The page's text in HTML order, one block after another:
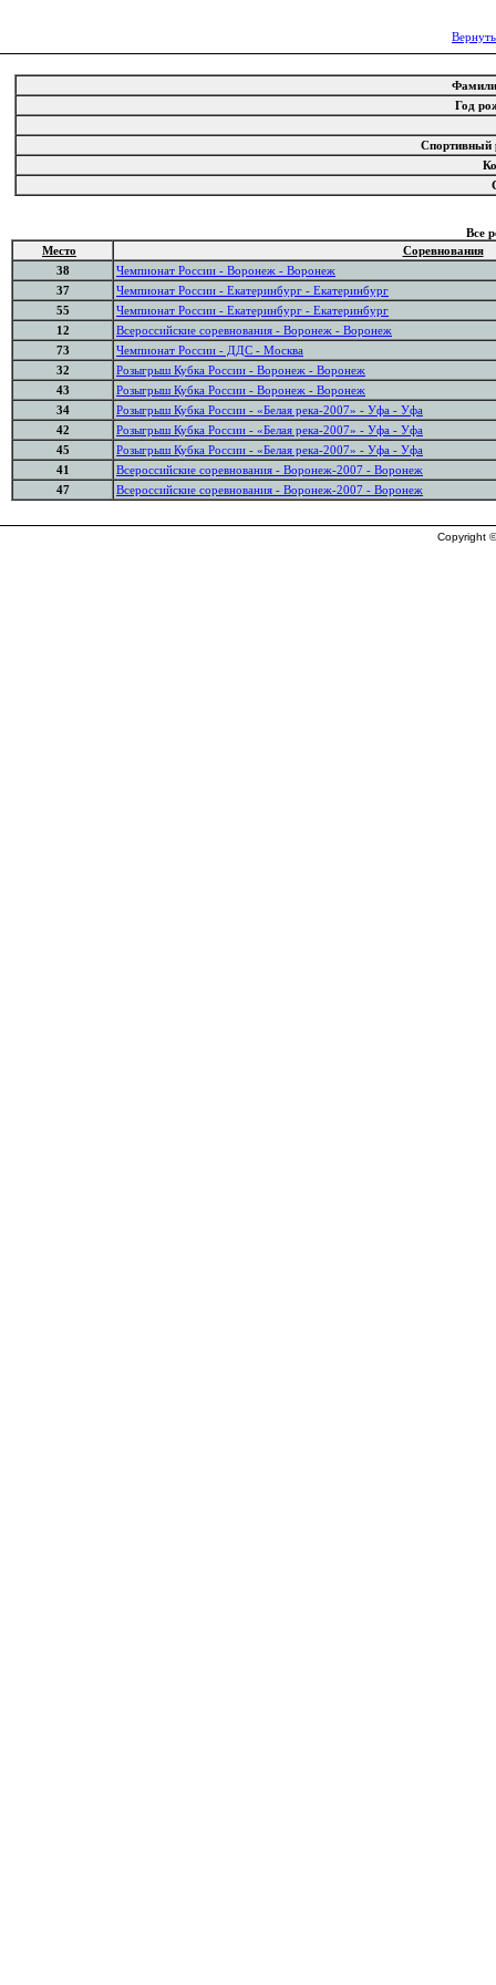
Год
Спортивный
Все
Место
Соревнования
38
Чемпионат России - Воронеж - Воронеж
37
Чемпионат России - Екатеринбург - Екатеринбург
55
Чемпионат России - Екатеринбург - Екатеринбург
12
Всероссийские соревнования - Воронеж - Воронеж
73
Чемпионат России - ДДС - Москва
32
Розыгрыш Кубка России - Воронеж - Воронеж
43
Розыгрыш Кубка России - Воронеж - Воронеж
34
Розыгрыш Кубка России - «Белая река-2007» - Уфа - Уфа
42
Розыгрыш Кубка России - «Белая река-2007» - Уфа - Уфа
45
Розыгрыш Кубка России - «Белая река-2007» - Уфа - Уфа
41
Всероссийские соревнования - Воронеж-2007 - Воронеж
47
Всероссийские соревнования - Воронеж-2007 - Воронеж
Copyright